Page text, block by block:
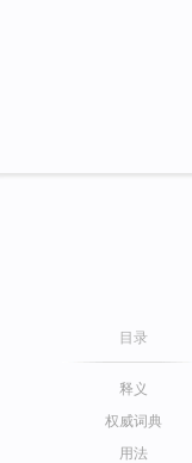
目录
释义
权威词典
用法